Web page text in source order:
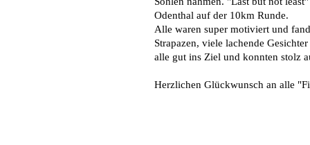
Odenthal auf der 10km Runde.
Alle waren super motiviert und
Strapazen, viele lachende
alle gut ins Ziel und konnten stolz
Herzlichen Glückwunsch an alle